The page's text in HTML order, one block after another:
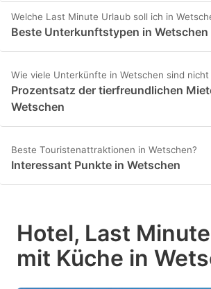
Welche Last Minute Urlaub soll ich in
Beste Unterkunftstypen in Wetschen
Wie viele Unterkünfte in Wetschen sind
Prozentsatz der tierfreundlichen
Wetschen
Beste Touristenattraktionen in Wetschen?
Interessant Punkte in Wetschen
Hotel, Last
mit Küche in